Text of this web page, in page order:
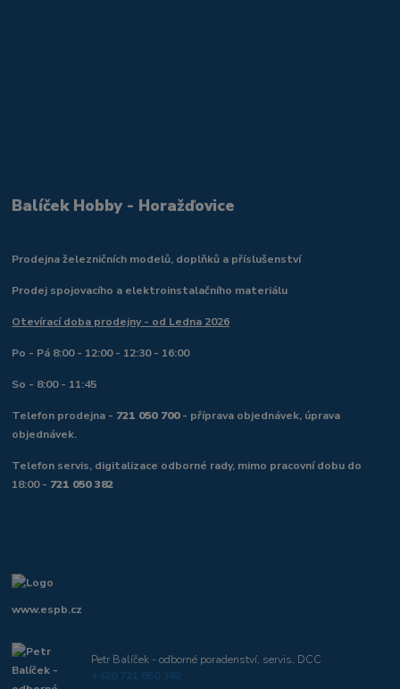
Balíček Hobby - Horažďovice
Prodejna železničních modelů, doplňků a příslušenství
Prodej spojovacího a elektroinstalačního materiálu
Otevírací doba prodejny - od Ledna 2026
Po - Pá 8:00 - 12:00 - 12:30 - 16:00
So - 8:00 - 11:45
Telefon prodejna - 721 050 700- příprava objednávek, úprava
objednávek.
Telefon servis, digitalizace odborné rady, mimo pracovní dobu do
18:00 - 721 050 382
www.espb.cz
Petr Balíček - odborné poradenství, servis, DCC
+420 721 050 382